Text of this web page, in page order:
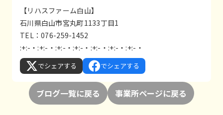
【リハスファーム白山】
石川県白山市宮丸町1133丁目1
TEL：076-259-1452
:+:-・:+:-・:+:-・:+:-・:+:-・:+:-・:+:-・
でシェアする でシェアする
ブログ一覧に戻る 事業所ページに戻る